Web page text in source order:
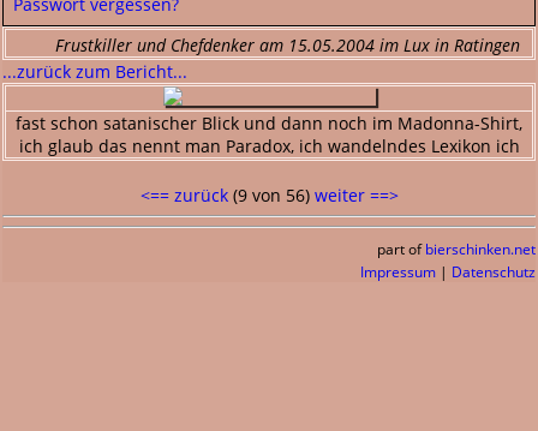
Frustkiller und Chefdenker am 15.05.2004 im Lux in Ratingen
...zurück zum Bericht...
fast schon satanischer Blick und dann noch im Madonna-Shirt,
ich glaub das nennt man Paradox, ich wandelndes Lexikon ich
<== zurück(9 von 56) weiter ==>
part of bierschinken.net
Impressum | Datenschutz